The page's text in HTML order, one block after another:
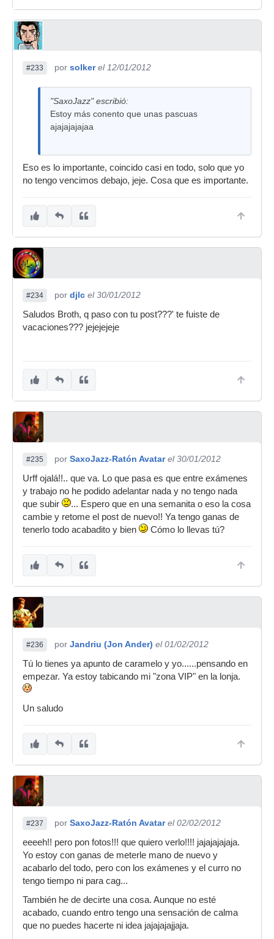
#233 por solker el 12/01/2012
"SaxoJazz" escribió:
Estoy más conento que unas pascuas
ajajajajajaa
Eso es lo importante, coincido casi en todo, solo que yo
no tengo vencimos debajo, jeje. Cosa que es importante.
#234 por djlc el 30/01/2012
Saludos Broth, q paso con tu post???' te fuiste de
vacaciones??? jejejejeje
#235 por SaxoJazz-Ratón Avatar el 30/01/2012
Urff ojalá!!.. que va. Lo que pasa es que entre exámenes
y trabajo no he podido adelantar nada y no tengo nada
que subir
... Espero que en una semanita o eso la cosa
cambie y retome el post de nuevo!! Ya tengo ganas de
tenerlo todo acabadito y bien
Cómo lo llevas tú?
#236 por Jandriu (Jon Ander) el 01/02/2012
Tú lo tienes ya apunto de caramelo y yo......pensando en
empezar. Ya estoy tabicando mi "zona VIP" en la lonja.
Un saludo
#237 por SaxoJazz-Ratón Avatar el 02/02/2012
eeeeh!! pero pon fotos!!! que quiero verlo!!!! jajajajajaja.
Yo estoy con ganas de meterle mano de nuevo y
acabarlo del todo, pero con los exámenes y el curro no
tengo tiempo ni para cag...
También he de decirte una cosa. Aunque no esté
acabado, cuando entro tengo una sensación de calma
que no puedes hacerte ni idea jajajajajjaja.